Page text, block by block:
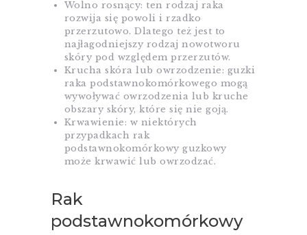
Wolno rosnący: ten rodzaj raka
rozwija się powoli i rzadko
przerzutowo. Dlatego też jest to
najłagodniejszy rodzaj nowotworu
skóry pod względem przerzutów.
Krucha skóra lub owrzodzenie: guzki
raka podstawnokomórkowego mogą
wywoływać owrzodzenia lub kruche
obszary skóry, które się nie goją.
Krwawienie: w niektórych
przypadkach rak
podstawnokomórkowy guzkowy
może krwawić lub owrzodzać.
Rak
podstawnokomórkowy